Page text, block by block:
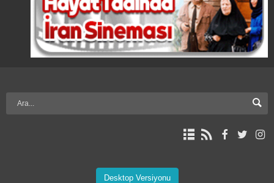
Desktop Versiyonu